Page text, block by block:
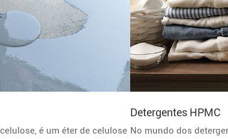
é um éter de celulose
Detergentes HPMC
No mundo dos